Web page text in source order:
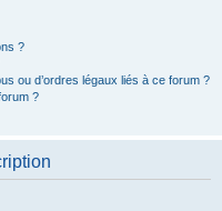
?
ou d’ordres légaux liés à ce forum ?
?